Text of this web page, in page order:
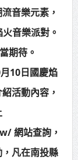
音樂元素，
音樂派對。
期待。
10日國慶焰
活動內容，
網站查詢，
凡在南投縣